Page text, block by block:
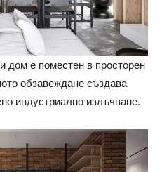
дом е поместен в просторен
обзавеждане създава
индустриално излъчване.